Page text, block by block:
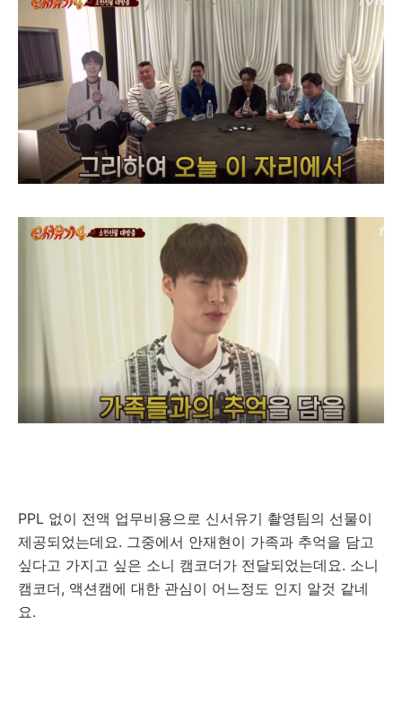
PPL 없이 전액 업무비용으로 신서유기 촬영팀의 선물이
제공되었는데요. 그중에서 안재현이 가족과 추억을 담고
싶다고 가지고 싶은 소니 캠코더가 전달되었는데요. 소니
캠코더, 액션캠에 대한 관심이 어느정도 인지 알것 같네
요.